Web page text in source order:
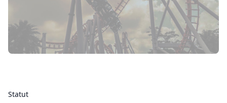
Statut